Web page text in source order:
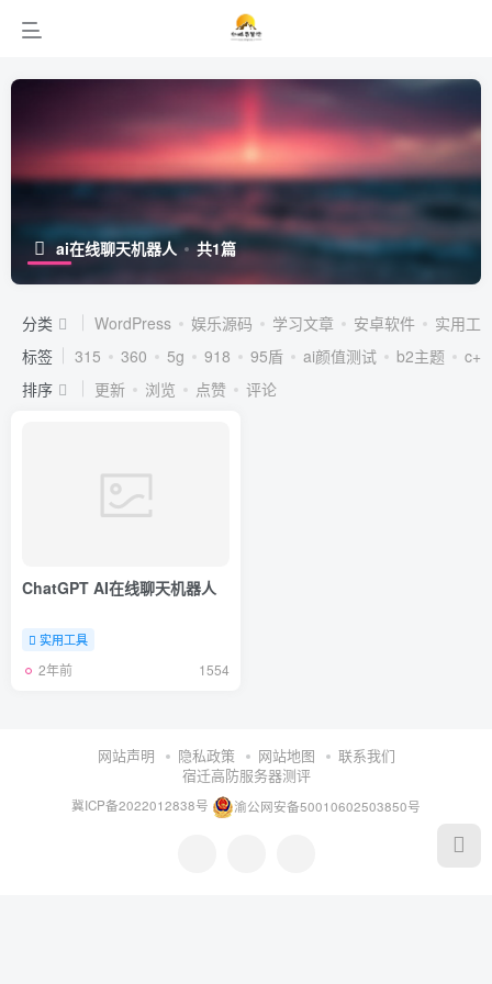
ai在线聊天机器人 共1篇
分类 WordPress 娱乐源码 学习文章 安卓软件
实用工
标签
315 360 5g 918 95盾 ai颜值测试 b2主题
c++
排序
更新 浏览 点赞 评论
ChatGPT AI在线聊天机器人
实用工具
2年前 1554
网站声明 隐私政策 网站地图
联系我们
宿迁高防服务器测评
冀ICP备2022012838号 渝公网安备50010602503850号